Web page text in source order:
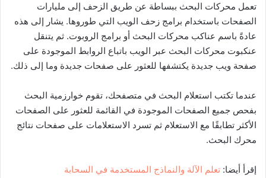
تعمل محركات البحث ببساطة عن طريق الزحف إلى مليارات
الصفحات باستخدام برامج زحف الويب التي طوروها. يشار إلى هذه
عادةً باسم عناكب محركات البحث أو برامج الروبوت. ثم يتنقل
عنكبوت محركات البحث عبر الويب باتباع الروابط الموجودة على
صفحة ويب جديدة يكتشفها للعثور على صفحات جديدة وما إلى ذلك.
عندما تكتب استعلام البحث في متصفحك، تقوم خوارزمية البحث
بفحص جميع الصفحات الموجودة في القائمة للعثور على الصفحات
الأكثر تطابقًا مع الاستعلام ثم تسرد الاستعلامات على صفحات نتائج
محرك البحث.
إقرأ أيضا: تعلم الآلة والنماذج المستخدمة في السحابة